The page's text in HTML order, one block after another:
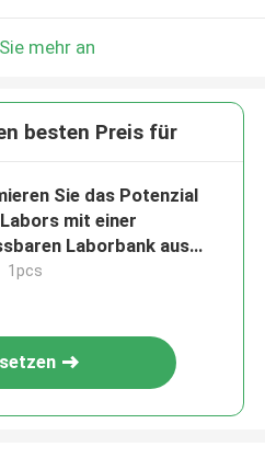
mehr an
besten Preis für
Sie das Potenzial
mit einer
Laborbank aus
1pcs